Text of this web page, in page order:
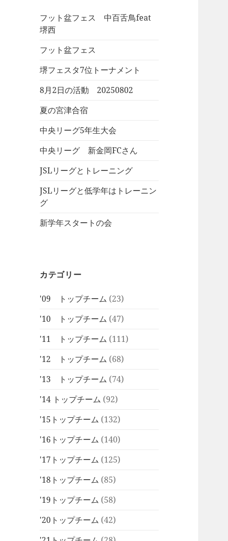
フット盆フェス 中百舌鳥feat
堺西
フット盆フェス
堺フェスタ7位トーナメント
8月2日の活動 20250802
夏の宮津合宿
中央リーグ5年生大会
中央リーグ 新金岡FCさん
JSLリーグとトレーニング
JSLリーグと低学年はトレーニン
グ
新学年スタートの会
カテゴリー
'09 トップチーム (23)
'10 トップチーム (47)
'11 トップチーム (111)
'12 トップチーム (68)
'13 トップチーム (74)
'14 トップチーム (92)
'15トップチーム (132)
'16トップチーム (140)
'17トップチーム (125)
'18トップチーム (85)
'19トップチーム (58)
'20トップチーム (42)